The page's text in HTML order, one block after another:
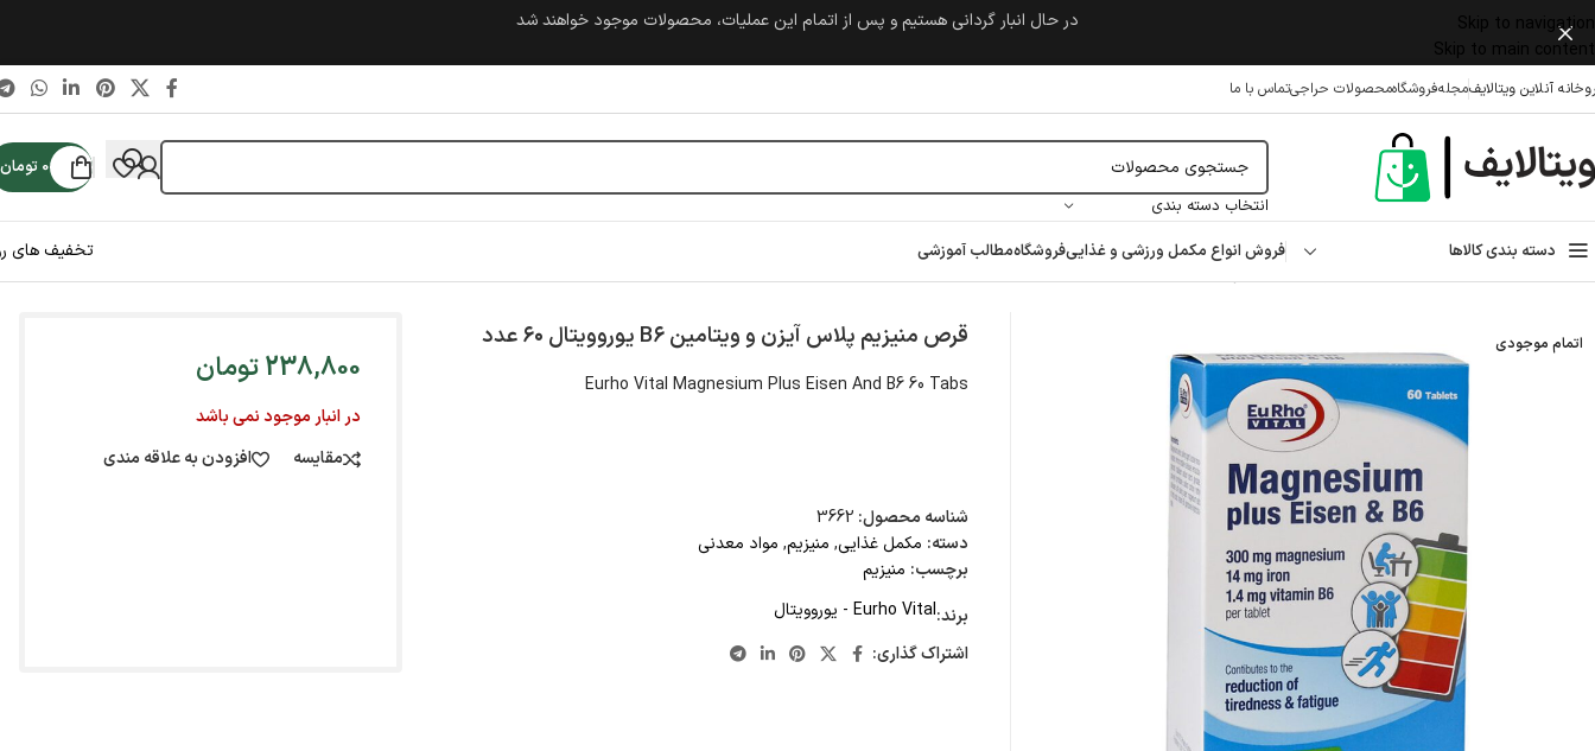
Skip to navigation
Skip to main content
در حال انبار گردانی هستیم و پس از اتمام این عملیات، محصولات موجود خواهند شد
آنلاین ویتالایفمجلهفروشگاهمحصولات حراجیتماس با ما
انتخاب دسته بندی
0 تومان
دسته بندی کالاها فروش انواع مکمل ورزشی و غذاییفروشگاهمطالب آموزشی
تخفیف های
اتمام موجودی قرص منیزیم پلاس آیزن و ویتامین B۶ یوروویتال ۶۰ عدد
Eurho Vital Magnesium Plus Eisen And B6 60 Tabs
شناسه محصول: 3662
دسته: مکمل غذایی, منیزیم, مواد معدنی
برچسب: منیزیم
برند:Eurho Vital - یوروویتال
اشتراک گذاری:
238,800تومان
در انبار موجود نمی باشد
مقایسه
افزودن به علاقه مندی